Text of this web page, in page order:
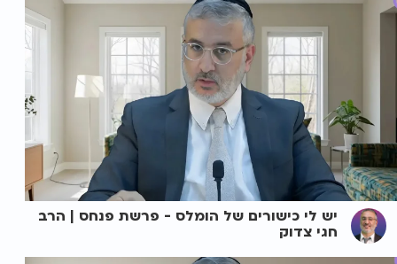
יש לי כישורים של הומלס - פרשת פנחס | הרב
חגי צדוק